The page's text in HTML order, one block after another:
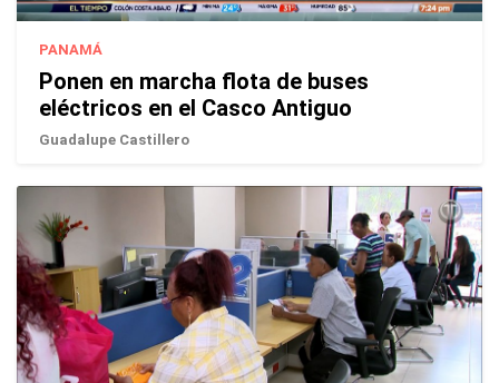
PANAMÁ
Ponen en marcha flota de buses
eléctricos en el Casco Antiguo
Guadalupe Castillero